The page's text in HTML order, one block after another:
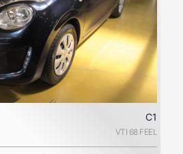
C1
VTI 68 FEEL